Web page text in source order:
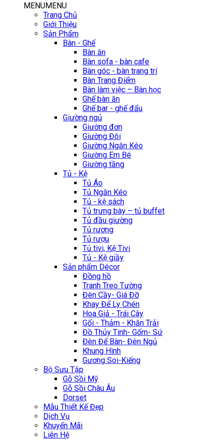
MENUMENU
Trang Chủ
Giới Thiệu
Sản Phẩm
Bàn - Ghế
Bàn ăn
Bàn sofa - bàn cafe
Bàn góc - bàn trang trí
Bàn Trang Điểm
Bàn làm việc – Bàn học
Ghế bàn ăn
Ghế bar - ghế đẩu
Giường ngủ
Giường đơn
Giường Đôi
Giường Ngăn Kéo
Giường Em Bé
Giường tầng
Tủ - Kệ
Tủ Áo
Tủ Ngăn Kéo
Tủ - kệ sách
Tủ trưng bày – tủ buffet
Tủ đầu giường
Tủ rương
Tủ rượu
Tủ tivi, Kệ Tivi
Tủ - Kệ giầy
Sản phẩm Décor
Đồng hồ
Tranh Treo Tường
Đèn Cầy- Giá Đỡ
Khay Để Ly Chén
Hoa Giả - Trái Cây
Gối - Thảm - Khăn Trải
Đồ Thủy Tinh- Gốm- Sứ
Đèn Để Bàn- Đèn Ngủ
Khung Hình
Gương Soi-Kiếng
Bộ Sưu Tập
Gỗ Sồi Mỹ
Gỗ Sồi Châu Âu
Dorset
Mẫu Thiết Kế Đẹp
Dịch Vụ
Khuyến Mãi
Liên Hệ